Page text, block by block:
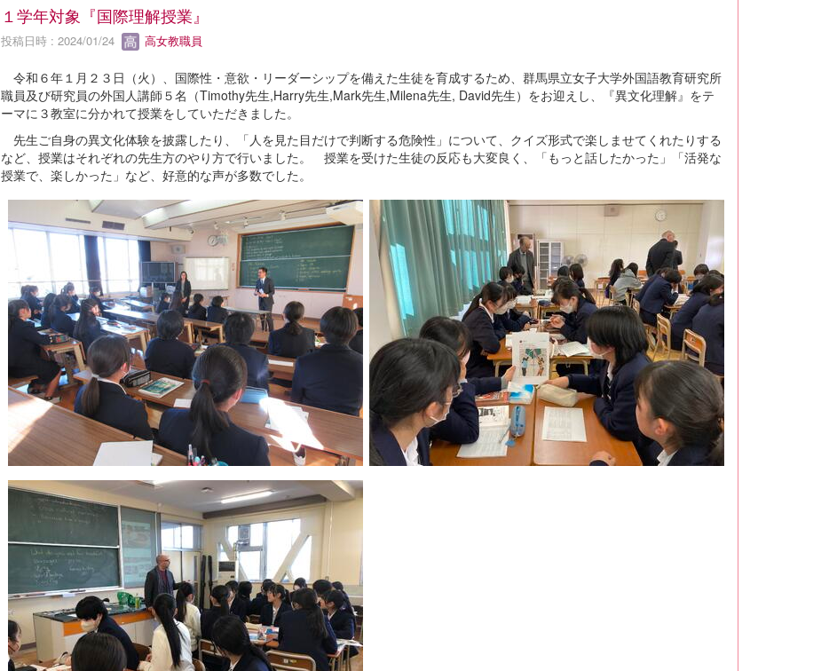
１学年対象『国際理解授業』
投稿日時 : 2024/01/24 高女教職員
令和６年１月２３日（火）、国際性・意欲・リーダーシップを備えた生徒を育成するため、群馬県立女子大学外国語教育研究所
職員及び研究員の外国人講師５名（Timothy先生,Harry先生,Mark先生,Milena先生, David先生）をお迎えし、『異文化理解』をテ
ーマに３教室に分かれて授業をしていただきました。
先生ご自身の異文化体験を披露したり、「人を見た目だけで判断する危険性」について、クイズ形式で楽しませてくれたりする
など、授業はそれぞれの先生方のやり方で行いました。 授業を受けた生徒の反応も大変良く、「もっと話したかった」「活発な
授業で、楽しかった」など、好意的な声が多数でした。